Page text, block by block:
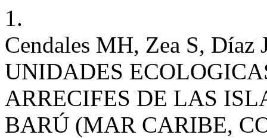
1.
Cendales MH, Zea S,
UNIDADES
ARRECIFES DE LAS
BARÚ (MAR CARIBE,